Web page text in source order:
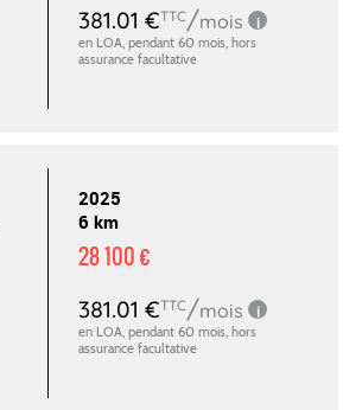
2025
6 km
28 100 €